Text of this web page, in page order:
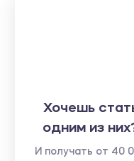
Хочешь
одним из
И получать от 40